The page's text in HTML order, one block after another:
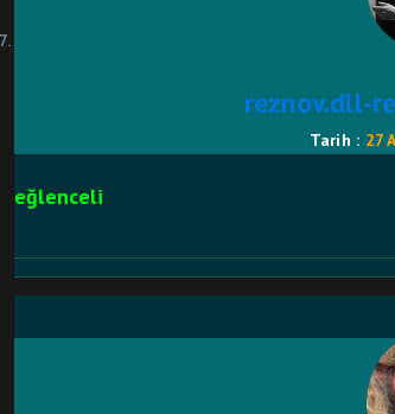
reznov.dll-
Tarih : 27
eğlenceli